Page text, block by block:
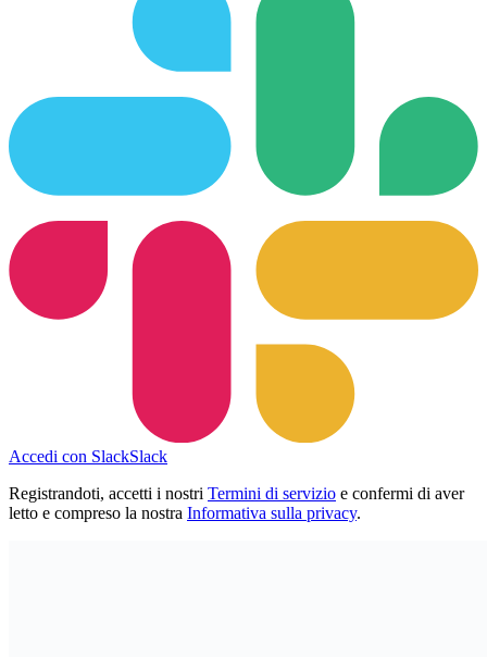
Accedi con SlackSlack
Registrandoti, accetti i nostri Termini di servizio e confermi di aver
letto e compreso la nostra Informativa sulla privacy.